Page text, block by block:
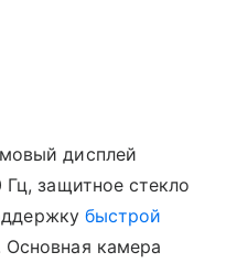
дисплей
Гц, защитное стекло
быстрой
камера